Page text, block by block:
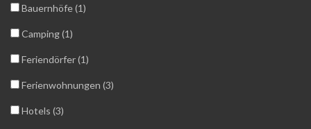
Bauernhöfe (1)
Camping (1)
Feriendörfer (1)
Ferienwohnungen (3)
Hotels (3)